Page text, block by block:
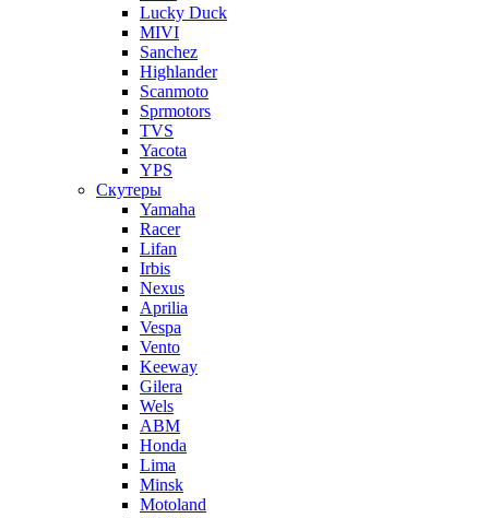
Lucky Duck
MIVI
Sanchez
Highlander
Scanmoto
Sprmotors
TVS
Yacota
YPS
Скутеры
Yamaha
Racer
Lifan
Irbis
Nexus
Aprilia
Vespa
Vento
Keeway
Gilera
Wels
ABM
Honda
Lima
Minsk
Motoland